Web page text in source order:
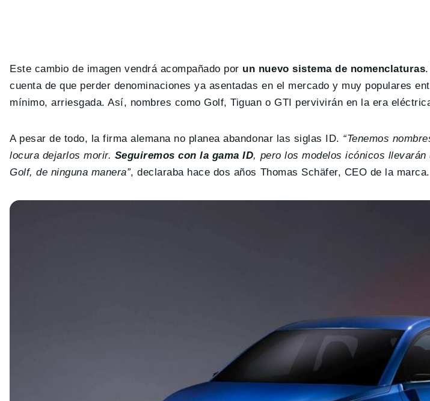
Este cambio de imagen vendrá acompañado por un nuevo sistema de nomenclaturas
cuenta de que perder denominaciones ya asentadas en el mercado y muy populares
mínimo, arriesgada. Así, nombres como Golf, Tiguan o GTI pervivirán en la era
A pesar de todo, la firma alemana no planea abandonar las siglas ID. “Tenemos
locura dejarlos morir. Seguiremos con la gama ID, pero los modelos icónicos
Golf, de ninguna manera”, declaraba hace dos años Thomas Schäfer, CEO de la marca.